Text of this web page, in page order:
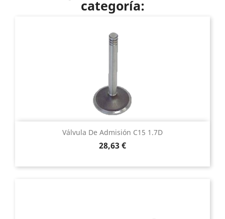
categoría:
Válvula De Admisión C15 1.7D
Precio
28,63 €